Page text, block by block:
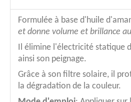
Formulée à base d'huile
et donne volume et brillance
Il élimine l'électricité statique
ainsi son peignage.
Grâce à son filtre solaire, il
la dégradation de la couleur.